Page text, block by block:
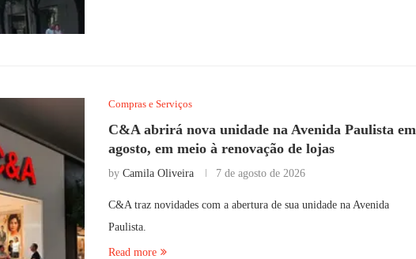
Compras e Serviços
C&A abrirá nova unidade na Avenida Paulista em
agosto, em meio à renovação de lojas
by Camila Oliveira 7 de agosto de 2026
C&A traz novidades com a abertura de sua unidade na Avenida
Paulista.
Read more